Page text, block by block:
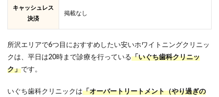
キャッシュレス
決済
掲載なし
所沢エリアで6つ目におすすめしたい安いホワイトニングクリニッ
クは、平日は20時まで診療を行っている「いぐち歯科クリニッ
ク」です。
いぐち歯科クリニックは「オーバートリートメント（やり過ぎの